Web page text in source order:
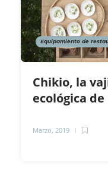
Equipamiento de
Chikio, la
ecológica
Marzo, 2019